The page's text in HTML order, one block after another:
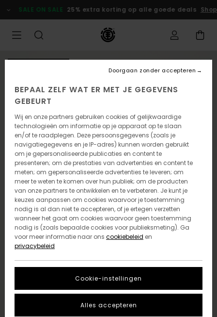
naar
Productinformatie
SALE ON SALE 25% extra korting op alle goede deals
BEPAAL ZELF WAT ER MET JE GEGEVENS
GEBEURT
Wij en onze partners gebruiken cookies of gelijkwaardige
technologieën om informatie op je apparaat op te slaan
en/of te raadplegen. Deze persoonsgegevens (zoals je
navigatiegegevens en je IP-adres) kunnen worden gebruikt
om je gepersonaliseerde publicaties en content te
presenteren; om de prestaties van advertenties en content te
meten; om gepersonaliseerde advertenties te leveren; om
meer te weten te komen over hun publiek; om de producten
van onze partners te ontwikkelen en te verbeteren. Je kunt je
keuzes aanpassen om cookies waarvoor je toestemming
nodig is al dan niet te accepteren, of je ertegen verzetten
wanneer het gaat om cookies waarvoor geen toestemming
nodig is (zoals bepaalde cookies voor publieksmeting). Ga
voor meer informatie naar ons cookiebeleid en
privacybeleid
Cookie-instellingen
Doorgaan zonder accepteren
Alles accepteren